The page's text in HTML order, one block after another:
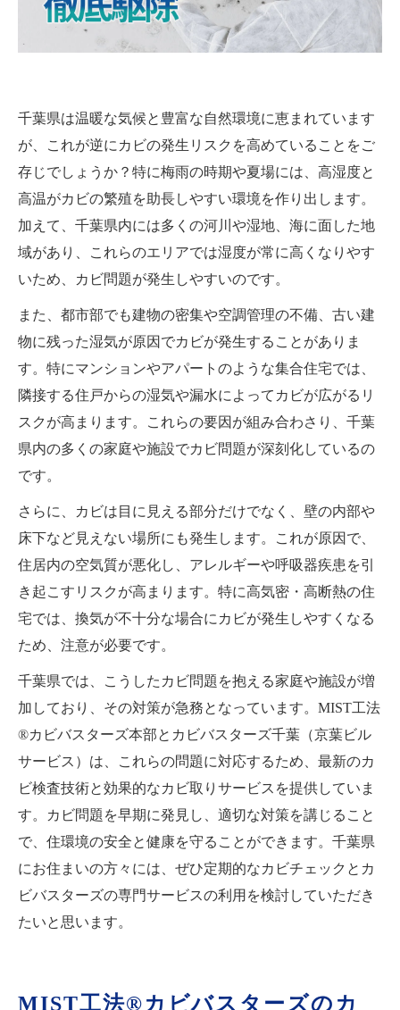
千葉県は温暖な気候と豊富な自然環境に恵まれています
が、これが逆にカビの発生リスクを高めていることをご
存じでしょうか？特に梅雨の時期や夏場には、高湿度と
高温がカビの繁殖を助長しやすい環境を作り出します。
加えて、千葉県内には多くの河川や湿地、海に面した地
域があり、これらのエリアでは湿度が常に高くなりやす
いため、カビ問題が発生しやすいのです。
また、都市部でも建物の密集や空調管理の不備、古い建
物に残った湿気が原因でカビが発生することがありま
す。特にマンションやアパートのような集合住宅では、
隣接する住戸からの湿気や漏水によってカビが広がるリ
スクが高まります。これらの要因が組み合わさり、千葉
県内の多くの家庭や施設でカビ問題が深刻化しているの
です。
さらに、カビは目に見える部分だけでなく、壁の内部や
床下など見えない場所にも発生します。これが原因で、
住居内の空気質が悪化し、アレルギーや呼吸器疾患を引
き起こすリスクが高まります。特に高気密・高断熱の住
宅では、換気が不十分な場合にカビが発生しやすくなる
ため、注意が必要です。
千葉県では、こうしたカビ問題を抱える家庭や施設が増
加しており、その対策が急務となっています。MIST工法
®カビバスターズ本部とカビバスターズ千葉（京葉ビル
サービス）は、これらの問題に対応するため、最新のカ
ビ検査技術と効果的なカビ取りサービスを提供していま
す。カビ問題を早期に発見し、適切な対策を講じること
で、住環境の安全と健康を守ることができます。千葉県
にお住まいの方々には、ぜひ定期的なカビチェックとカ
ビバスターズの専門サービスの利用を検討していただき
たいと思います。
MIST工法®カビバスターズのカ